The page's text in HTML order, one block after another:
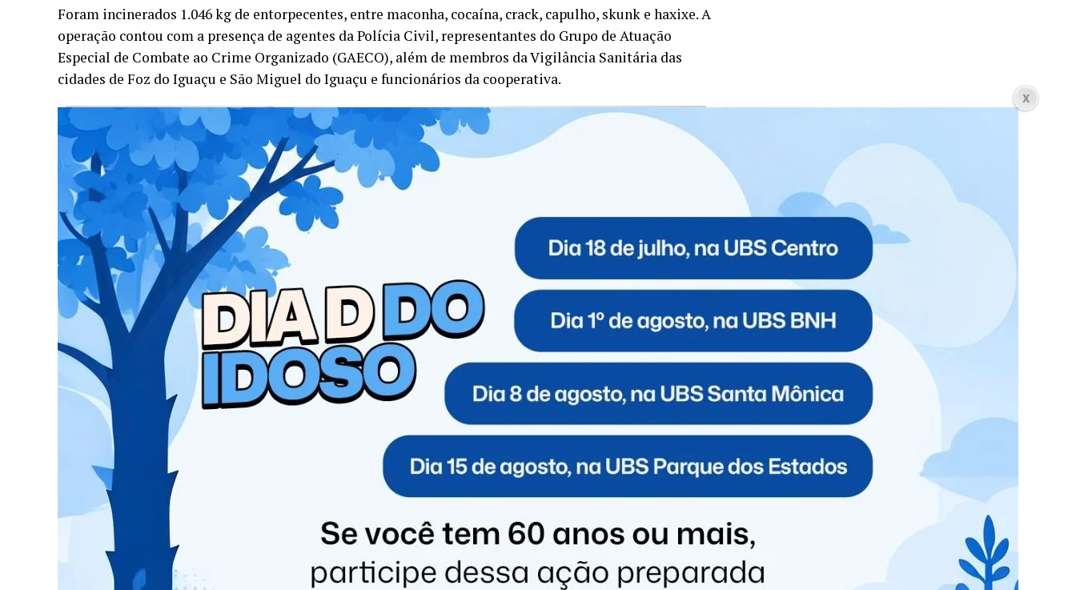
Foram incinerados 1.046 kg de entorpecentes, entre maconha, cocaína, crack, capulho, skunk e haxixe. A
operação contou com a presença de agentes da Polícia Civil, representantes do Grupo de Atuação
Especial de Combate ao Crime Organizado (GAECO), além de membros da Vigilância Sanitária das
cidades de Foz do Iguaçu e São Miguel do Iguaçu e funcionários da cooperativa.
O delegado Geraldo Evangelista destacou que 36 procedimentos judiciais, todos referentes ao ano de
2024, resultaram na incineração das drogas. Ele ressaltou a rapidez com que a justiça autorizou a
destruição dos entorpecentes, garantindo que não haja acúmulo nas delegacias.